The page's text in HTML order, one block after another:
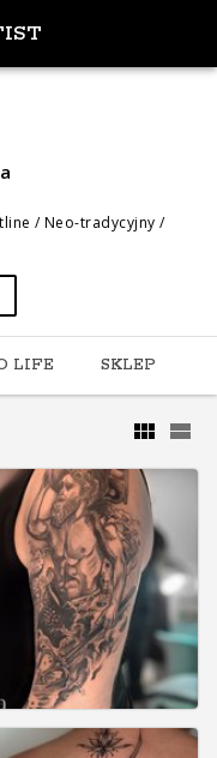
/ Neo-tradycyjny /
LIFE SKLEP